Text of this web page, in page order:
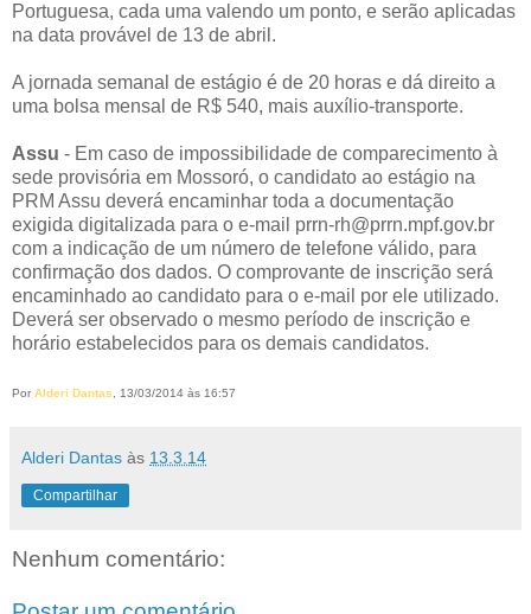
Portuguesa, cada uma valendo um ponto, e serão aplicadas
na data provável de 13 de abril.
A jornada semanal de estágio é de 20 horas e dá direito a
uma bolsa mensal de R$ 540, mais auxílio-transporte.
Assu - Em caso de impossibilidade de comparecimento à
sede provisória em Mossoró, o candidato ao estágio na
PRM Assu deverá encaminhar toda a documentação
exigida digitalizada para o e-mail prrn-rh@prrn.mpf.gov.br
com a indicação de um número de telefone válido, para
confirmação dos dados. O comprovante de inscrição será
encaminhado ao candidato para o e-mail por ele utilizado.
Deverá ser observado o mesmo período de inscrição e
horário estabelecidos para os demais candidatos.
Por Alderi Dantas, 13/03/2014 às 16:57
Alderi Dantas às 13.3.14
Compartilhar
Nenhum comentário: